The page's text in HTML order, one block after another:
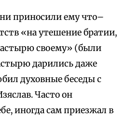
приносили ему что–
«на утешение братии,
своему» (были
дарились даже
духовные беседы с
Часто он
иногда сам приезжал в